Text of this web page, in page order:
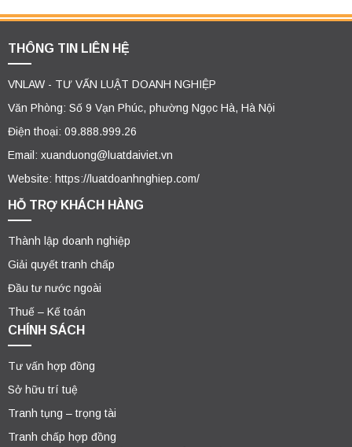
THÔNG TIN LIÊN HỆ
VNLAW - TƯ VẤN LUẬT DOANH NGHIỆP
Văn Phòng: Số 9 Vạn Phúc, phường Ngọc Hà, Hà Nội
Điện thoại: 09.888.999.26
Email: xuanduong@luatdaiviet.vn
Website: https://luatdoanhnghiep.com/
HỖ TRỢ KHÁCH HÀNG
Thành lập doanh nghiệp
Giải quyết tranh chấp
Đầu tư nước ngoài
Thuế – Kế toán
CHÍNH SÁCH
Tư vấn hợp đồng
Sở hữu trí tuệ
Tranh tụng – trọng tài
Tranh chấp hợp đồng